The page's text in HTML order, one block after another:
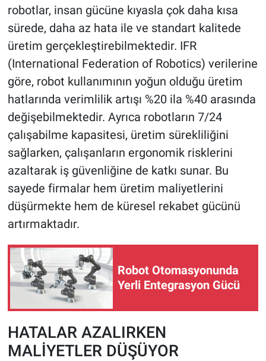
robotlar, insan gücüne kıyasla çok daha kısa
sürede, daha az hata ile ve standart kalitede
üretim gerçekleştirebilmektedir. IFR
(International Federation of Robotics) verilerine
göre, robot kullanımının yoğun olduğu üretim
hatlarında verimlilik artışı %20 ila %40 arasında
değişebilmektedir. Ayrıca robotların 7/24
çalışabilme kapasitesi, üretim sürekliliğini
sağlarken, çalışanların ergonomik risklerini
azaltarak iş güvenliğine de katkı sunar. Bu
sayede firmalar hem üretim maliyetlerini
düşürmekte hem de küresel rekabet gücünü
artırmaktadır.
Robot Otomasyonunda
Yerli Entegrasyon Gücü
HATALAR AZALIRKEN
MALİYETLER DÜŞÜYOR